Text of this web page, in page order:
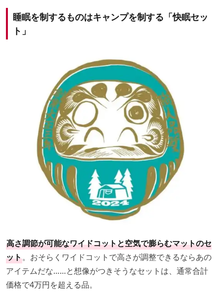
睡眠を制するものはキャンプを制する「快眠セッ
ト」
高さ調節が可能なワイドコットと空気で膨らむマットのセ
ット。おそらくワイドコットで高さが調整できるならあの
アイテムだな……と想像がつきそうなセットは、通常合計
価格で4万円を超える品。